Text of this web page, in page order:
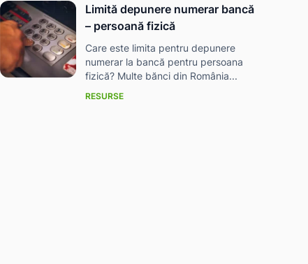
Limită depunere numerar bancă
– persoană fizică
Care este limita pentru depunere
numerar la bancă pentru persoana
fizică? Multe bănci din România...
RESURSE